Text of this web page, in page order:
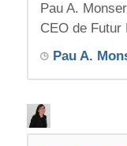
Pau A.
CEO de Futur
Pau A.